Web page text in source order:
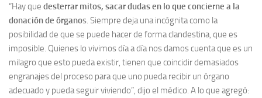
“Hay que desterrar mitos, sacar dudas en lo que concierne a la
donación de órganos. Siempre deja una incógnita como la
posibilidad de que se puede hacer de forma clandestina, que es
imposible. Quienes lo vivimos día a día nos damos cuenta que es un
milagro que esto pueda existir, tienen que coincidir demasiados
engranajes del proceso para que uno pueda recibir un órgano
adecuado y pueda seguir viviendo”, dijo el médico. A lo que agregó: